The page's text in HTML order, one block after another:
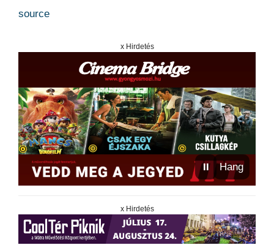
source
x Hirdetés
⏸ Hang
x Hirdetés